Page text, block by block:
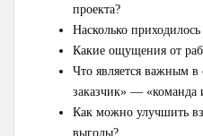
проекта?
Насколько
Какие ощущения от
Что является важным в
заказчик» — «команда
Как можно улучшить
выгоды?